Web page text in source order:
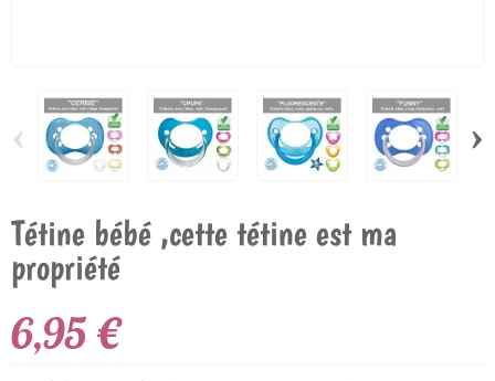
‹ ›
Tétine bébé ,cette tétine est ma
propriété
6,95 €